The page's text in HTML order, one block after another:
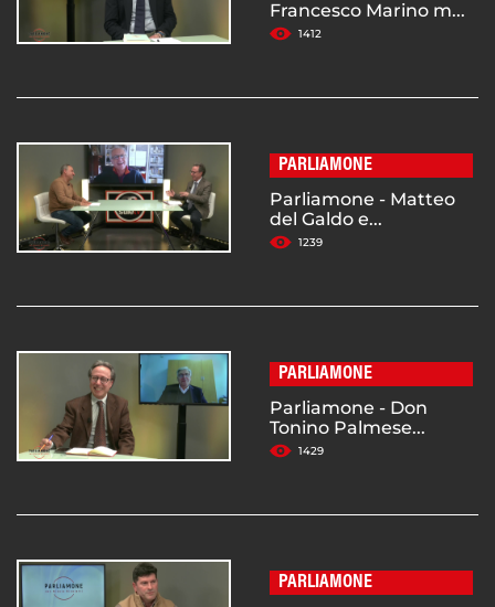
Francesco Marino m...
1412
PARLIAMONE
Parliamone - Matteo
del Galdo e...
1239
PARLIAMONE
Parliamone - Don
Tonino Palmese...
1429
PARLIAMONE